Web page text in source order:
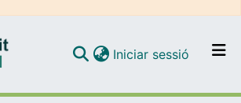
Iniciar sessió (current)